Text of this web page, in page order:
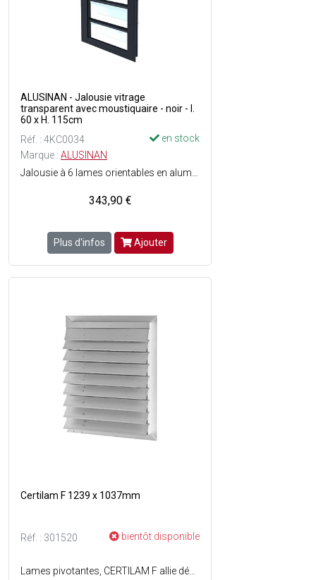
ALUSINAN - Jalousie vitrage
transparent avec moustiquaire - noir - l.
60 x H. 115cm
Réf. : 4KC0034
en stock
Marque : ALUSINAN
343,90 €
Plus d'infos Ajouter
Certilam F 1239 x 1037mm
Réf. : 301520 bientôt disponible